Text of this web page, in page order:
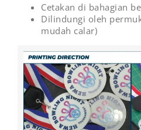
Cetakan di bahagian
Dilindungi oleh
mudah calar)